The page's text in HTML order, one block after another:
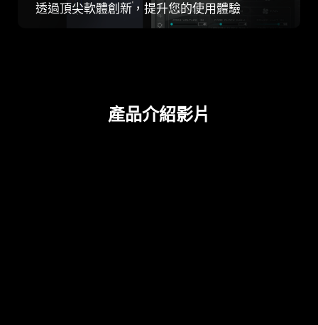
透過頂尖軟體創新，提升您的使用體驗
產品介紹影片